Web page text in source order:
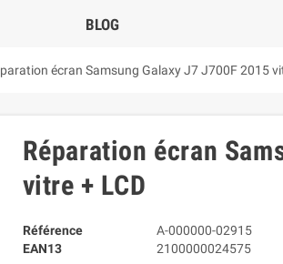
BLOG
écran Samsung Galaxy J7 J700F 2015
Réparation écran
vitre + LCD
Référence
A-000000-02915
EAN13
2100000024575